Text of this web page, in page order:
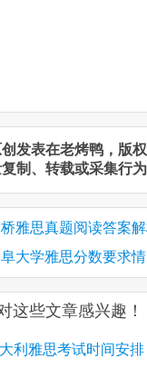
发表在老烤鸭，版
制、转载或采集行
雅思真题阅读答案
大学雅思分数要求
这些文章感兴趣！
利雅思考试时间安排